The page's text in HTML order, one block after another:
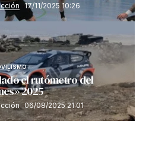
17/11/2025 10:26
el rutómetro del
2025
06/08/2025 21:01